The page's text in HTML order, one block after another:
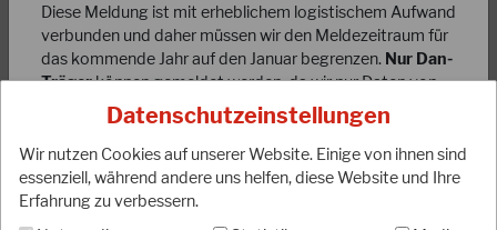
Datenschutzeinstellungen
Wir nutzen Cookies auf unserer Website. Einige von ihnen sind
essenziell, während andere uns helfen, diese Website und Ihre
Erfahrung zu verbessern.
01.05.2023
Änderung der Statuten der JKA/WF
DJKB e.V. international der JKA/WF (World Federation)
angeschlossen. Diese hat im Juli…
WEITERLESEN
Diese Meldung ist mit erheblichem logistischem Aufwand
verbunden und daher müssen wir den Meldezeitraum für
das kommende Jahr auf den Januar begrenzen. Nur Dan-
Trägerkönnen gemeldet werden, da wir nur Daten von
Dan-Träger in unserer Datei führen und entsprechend
verwalten können. Diese müssen ein JKA-Dan-Diplom
Nummer nachweisen können!!! (nicht die DJKB-Diplom
Nr.)
Der eigentliche Mitgliedsbeitrag der JKA/WF beträgt 5